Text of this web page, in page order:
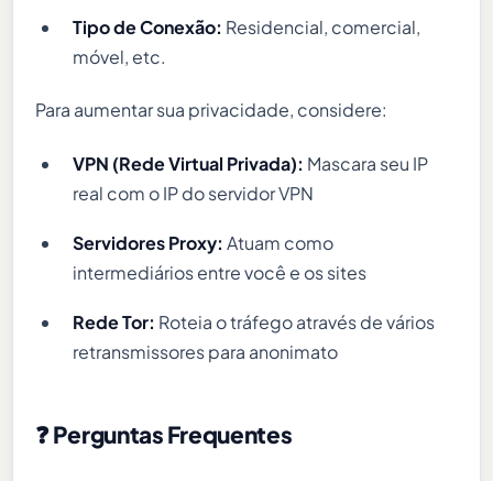
Tipo de Conexão: Residencial, comercial,
móvel, etc.
Para aumentar sua privacidade, considere:
VPN (Rede Virtual Privada): Mascara seu IP
real com o IP do servidor VPN
Servidores Proxy: Atuam como
intermediários entre você e os sites
Rede Tor: Roteia o tráfego através de vários
retransmissores para anonimato
❓ Perguntas Frequentes